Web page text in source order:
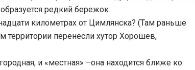
редкий бережок.
километрах от Цимлянска? (Там раньше
территории перенесли хутор Хорошев,
и «местная» –она находится ближе ко